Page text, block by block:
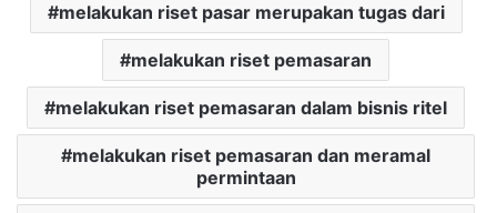
melakukan riset pasar merupakan tugas dari
melakukan riset pemasaran
melakukan riset pemasaran dalam bisnis ritel
melakukan riset pemasaran dan meramal
permintaan